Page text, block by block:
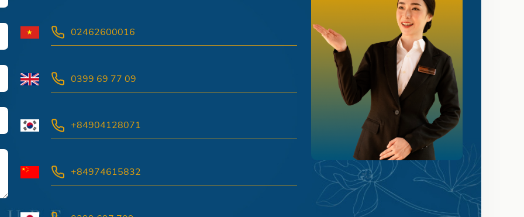
02462600016
0399 69 77 09
+84904128071
+84974615832